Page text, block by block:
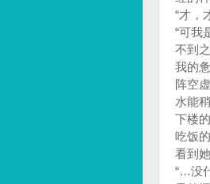
“才，
“可我
不到
我的
阵空
水能
下楼
吃饭
看到
“…没